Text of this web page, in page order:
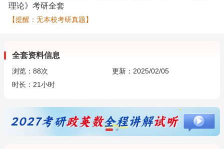
理论》考研全套
【提醒：无本校考研真题】
全套资料信息
浏览： 88次
更新：2025/02/05
时长：21小时